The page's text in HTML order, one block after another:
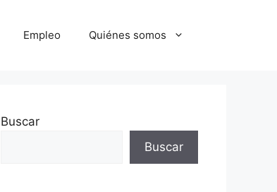
Empleo Quiénes somos
Buscar
Buscar